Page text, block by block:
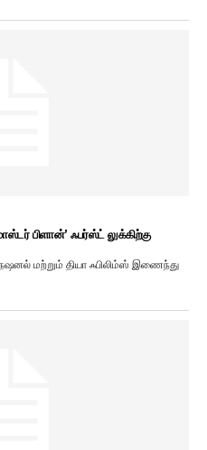
பிளான்’ ஃபர்ஸ்ட் லுக்கிற்கு
மற்றும் தியா ஃபிலிம்ஸ் இணைந்து